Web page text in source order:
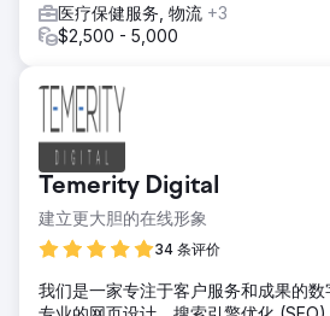
前往营销公司页
医疗保健服务, 物流 +3
$2,500 - 5,000
Temerity Digital
建立更大胆的在线形象
34 条评价
我们是一家专注于客户服务和成果的